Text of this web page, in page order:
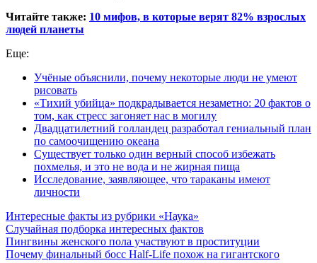
Читайте также: 10 мифов, в которые верят 82% взрослых
людей планеты
Еще:
Учёные объяснили, почему некоторые люди не умеют
рисовать
«Тихий убийца» подкрадывается незаметно: 20 фактов о
том, как стресс загоняет нас в могилу
Двадцатилетний голландец разработал гениальный план
по самоочищению океана
Существует только один верный способ избежать
похмелья, и это не вода и не жирная пища
Исследование, заявляющее, что тараканы имеют
личности
Интересные факты из рубрики «Наука»
Случайная подборка интересных фактов
Пингвины женского пола участвуют в проституции
Почему финальный босс Half-Life похож на гигантского